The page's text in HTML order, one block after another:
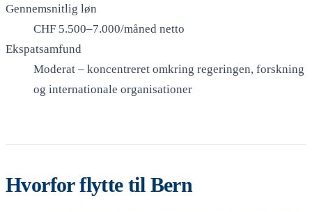
Gennemsnitlig løn
CHF 5.500–7.000/måned netto
Ekspatsamfund
Moderat – koncentreret omkring regeringen, forskning
og internationale organisationer
Hvorfor flytte til Bern